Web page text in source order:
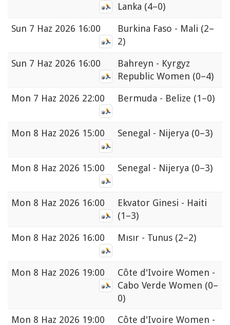
Lanka (4–0)
Sun 7 Haz 2026 16:00 Burkina Faso - Mali (2–
2)
Sun 7 Haz 2026 16:00
Bahreyn - Kyrgyz
Republic Women (0–4)
Mon 7 Haz 2026 22:00 Bermuda - Belize (1–0)
Mon 8 Haz 2026 15:00 Senegal - Nijerya (0–3)
Mon 8 Haz 2026 15:00 Senegal - Nijerya (0–3)
Mon 8 Haz 2026 16:00
Ekvator Ginesi - Haiti
(1–3)
Mon 8 Haz 2026 16:00 Mısır - Tunus (2–2)
Mon 8 Haz 2026 19:00
Côte d'Ivoire Women -
Cabo Verde Women (0–
0)
Mon 8 Haz 2026 19:00 Côte d'Ivoire Women -